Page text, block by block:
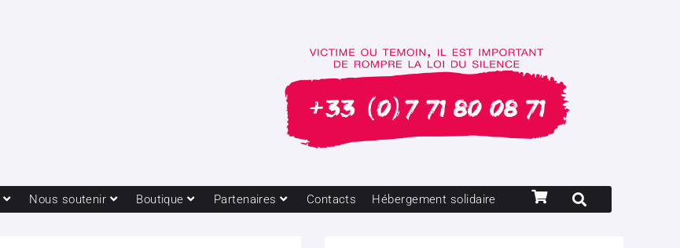
Nous soutenir Boutique Partenaires Contacts Hébergement solidaire